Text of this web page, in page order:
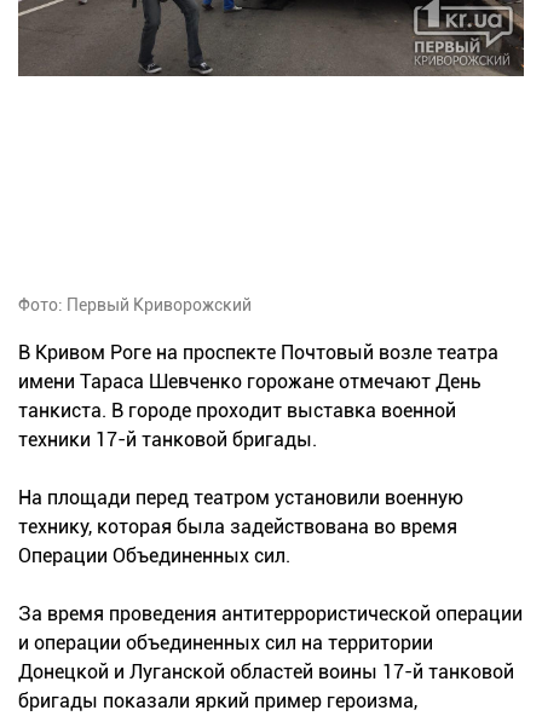
Фото: Первый Криворожский
В Кривом Роге на проспекте Почтовый возле театра
имени Тараса Шевченко горожане отмечают День
танкиста. В городе проходит выставка военной
техники 17-й танковой бригады.
На площади перед театром установили военную
технику, которая была задействована во время
Операции Объединенных сил.
За время проведения антитеррористической операции
и операции объединенных сил на территории
Донецкой и Луганской областей воины 17-й танковой
бригады показали яркий пример героизма,